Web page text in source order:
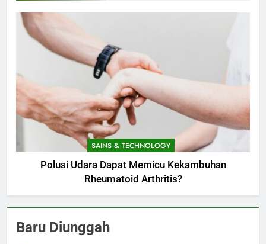
SAINS & TECHNOLOGY
Polusi Udara Dapat Memicu Kekambuhan
Rheumatoid Arthritis?
Baru Diunggah